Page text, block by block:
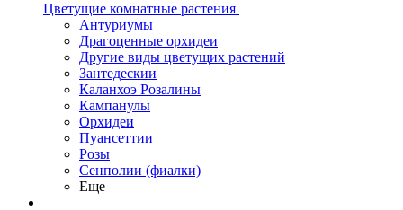
Цветущие комнатные растения
Антуриумы
Драгоценные орхидеи
Другие виды цветущих растений
Зантедескии
Каланхоэ Розалины
Кампанулы
Орхидеи
Пуансеттии
Розы
Сенполии (фиалки)
Еще